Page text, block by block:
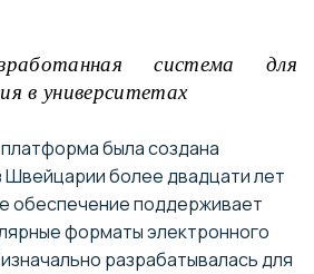
система для
в университетах
была создана
Швейцарии более двадцати лет
обеспечение поддерживает
форматы электронного
разрабатывалась для